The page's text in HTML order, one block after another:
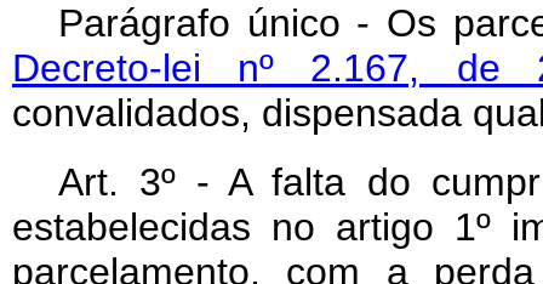
Parágrafo único - Os
Decreto-lei nº 2.167,
convalidados, dispensada
Art. 3º - A falta do
estabelecidas no artigo 1º
parcelamento, com a